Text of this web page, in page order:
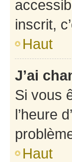
inscrit,
Haut
J’ai
Si vous
l’heure
Haut